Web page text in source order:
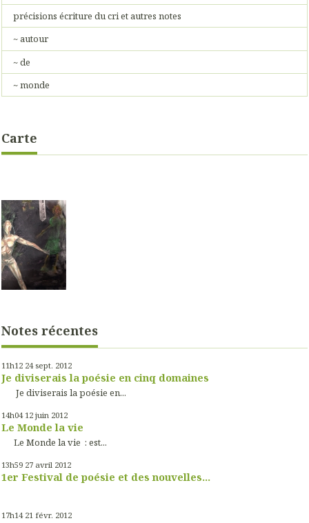
précisions écriture du cri et autres notes
~ autour
~ de
~ monde
Carte
Notes récentes
11h12 24 sept. 2012
Je diviserais la poésie en cinq domaines
Je diviserais la poésie en...
14h04 12 juin 2012
Le Monde la vie
Le Monde la vie : est...
13h59 27 avril 2012
1er Festival de poésie et des nouvelles...
17h14 21 févr. 2012